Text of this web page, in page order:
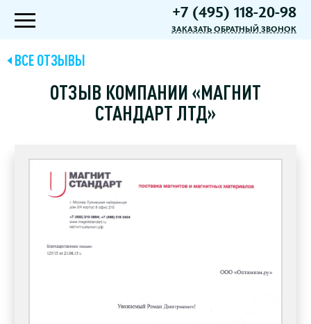
+7 (495) 118-20-98
ЗАКАЗАТЬ ОБРАТНЫЙ ЗВОНОК
ВСЕ ОТЗЫВЫ
ОТЗЫВ КОМПАНИИ «МАГНИТ
СТАНДАРТ ЛТД»